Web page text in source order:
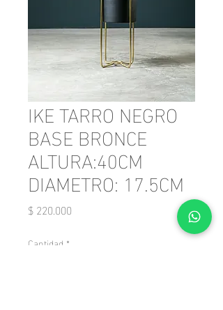
IKE TARRO NEGRO
BASE BRONCE
ALTURA:40CM
DIAMETRO: 17.5CM
$ 220.000
Cantidad *